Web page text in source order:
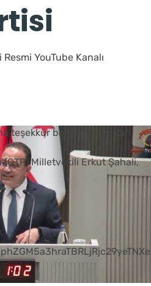
YouTube Kanalı
teşekkür borcumuz vardır
Milletvekili Erkut Şahali,
...